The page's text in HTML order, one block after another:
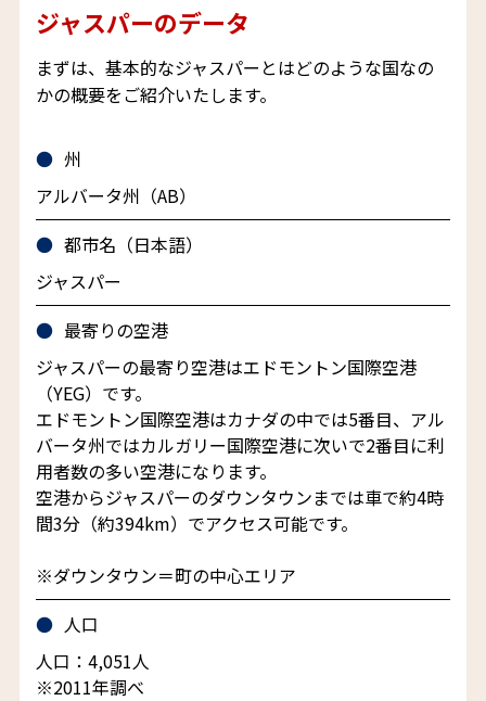
ジャスパーのデータ
まずは、基本的なジャスパーとはどのような国なの
かの概要をご紹介いたします。
州
アルバータ州（AB）
都市名（日本語）
ジャスパー
最寄りの空港
ジャスパーの最寄り空港はエドモントン国際空港
（YEG）です。
エドモントン国際空港はカナダの中では5番目、アル
バータ州ではカルガリー国際空港に次いで2番目に利
用者数の多い空港になります。
空港からジャスパーのダウンタウンまでは車で約4時
間3分（約394km）でアクセス可能です。
※ダウンタウン＝町の中心エリア
人口
人口：4,051人
※2011年調べ